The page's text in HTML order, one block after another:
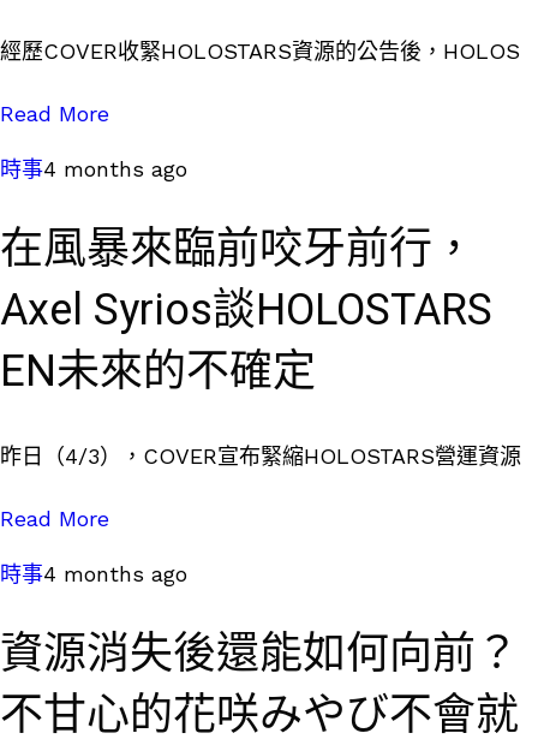
經歷COVER收緊HOLOSTARS資源的公告後，HOLOS
Read More
時事4 months ago
在風暴來臨前咬牙前行，
Axel Syrios談HOLOSTARS
EN未來的不確定
昨日（4/3），COVER宣布緊縮HOLOSTARS營運資源
Read More
時事4 months ago
資源消失後還能如何向前？
不甘心的花咲みやび不會就